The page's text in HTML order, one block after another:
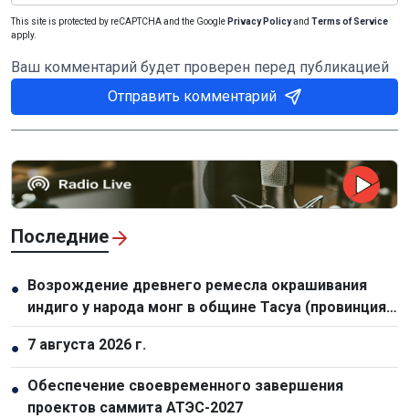
This site is protected by reCAPTCHA and the Google Privacy Policyand Terms of Service
apply.
Ваш комментарий будет проверен перед публикацией
Отправить комментарий
Последние
●
Возрождение древнего ремесла окрашивания
индиго у народа монг в общине Тасуа (провинция
Шонла)
● 7 августа 2026 г.
● Обеспечение своевременного завершения
проектов саммита АТЭС-2027